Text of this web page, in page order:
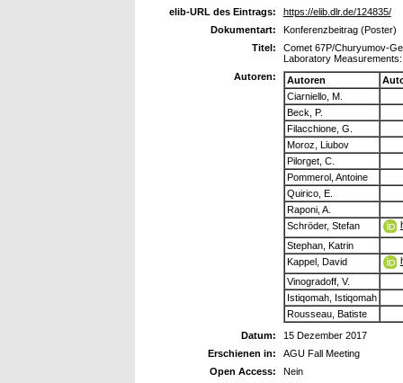
elib-URL des Eintrags:
https://elib.dlr.de/124835/
Dokumentart:
Konferenzbeitrag (Poster)
Titel:
Comet 67P/Churyumov-
Laboratory
Autoren:
Autoren
Ciarniello, M.
Beck, P.
Filacchione, G.
Moroz, Liubov
Pilorget, C.
Pommerol, Antoine
Quirico, E.
Raponi, A.
Schröder, Stefan
Stephan, Katrin
Kappel, David
Vinogradoff, V.
Istiqomah, Istiqomah
Rousseau, Batiste
Datum:
15 Dezember 2017
Erschienen in:
AGU Fall Meeting
Open Access:
Nein